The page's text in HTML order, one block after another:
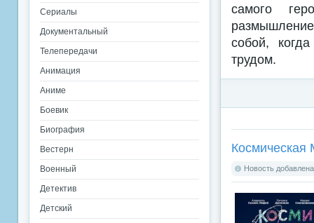
самого
размышление
собой,
трудом.
Новость
Сериалы
Документальный
Телепередачи
Анимация
Аниме
Боевик
Биография
Вестерн
Военный
Детектив
Детский